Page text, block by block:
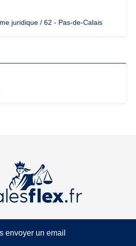
juridique / 62 - Pas-de-Calais
envoyer un email